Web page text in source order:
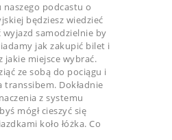
naszego podcastu o
będziesz wiedzieć
wyjazd samodzielnie by
jak zakupić bilet i
jakie miejsce wybrać.
ze sobą do pociągu i
transsibem. Dokładnie
z systemu
mógł cieszyć się
koło łóżka. Co